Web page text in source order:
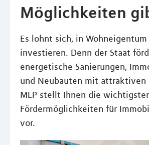
Möglichkeiten
Es lohnt sich, in Wohneigentum
investieren. Denn der Staat
energetische Sanierungen,
und Neubauten mit attraktiven
MLP stellt Ihnen die
Fördermöglichkeiten für
vor.